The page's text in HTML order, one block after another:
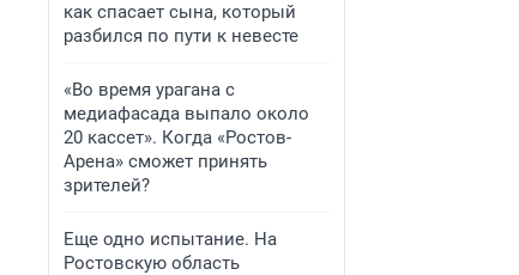
как спасает сына, который
разбился по пути к невесте
«Во время урагана с
медиафасада выпало около
20 кассет». Когда «Ростов-
Арена» сможет принять
зрителей?
Еще одно испытание. На
Ростовскую область